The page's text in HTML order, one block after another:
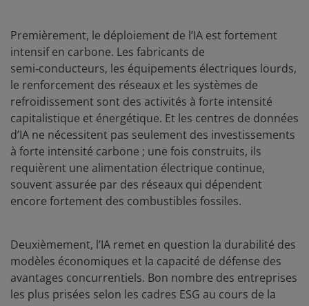
Premièrement, le déploiement de l’IA est fortement
intensif en carbone. Les fabricants de
semi‑conducteurs, les équipements électriques lourds,
le renforcement des réseaux et les systèmes de
refroidissement sont des activités à forte intensité
capitalistique et énergétique. Et les centres de données
d’IA ne nécessitent pas seulement des investissements
à forte intensité carbone ; une fois construits, ils
requièrent une alimentation électrique continue,
souvent assurée par des réseaux qui dépendent
encore fortement des combustibles fossiles.
Deuxièmement, l’IA remet en question la durabilité des
modèles économiques et la capacité de défense des
avantages concurrentiels. Bon nombre des entreprises
les plus prisées selon les cadres ESG au cours de la